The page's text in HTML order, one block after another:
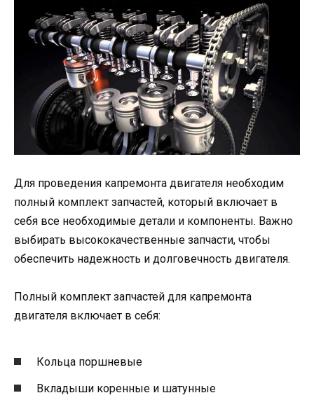
Для проведения капремонта двигателя необходим
полный комплект запчастей, который включает в
себя все необходимые детали и компоненты. Важно
выбирать высококачественные запчасти, чтобы
обеспечить надежность и долговечность двигателя.
Полный комплект запчастей для капремонта
двигателя включает в себя:
Кольца поршневые
Вкладыши коренные и шатунные